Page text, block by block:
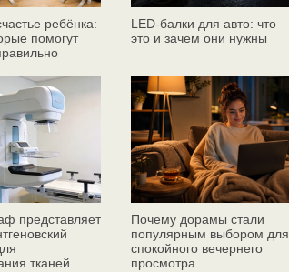
ребёнка:
помогут
LED-балки для авто: что
это и зачем они нужны
представляет
тканей
Почему дорамы стали
популярным выбором для
спокойного вечернего
просмотра